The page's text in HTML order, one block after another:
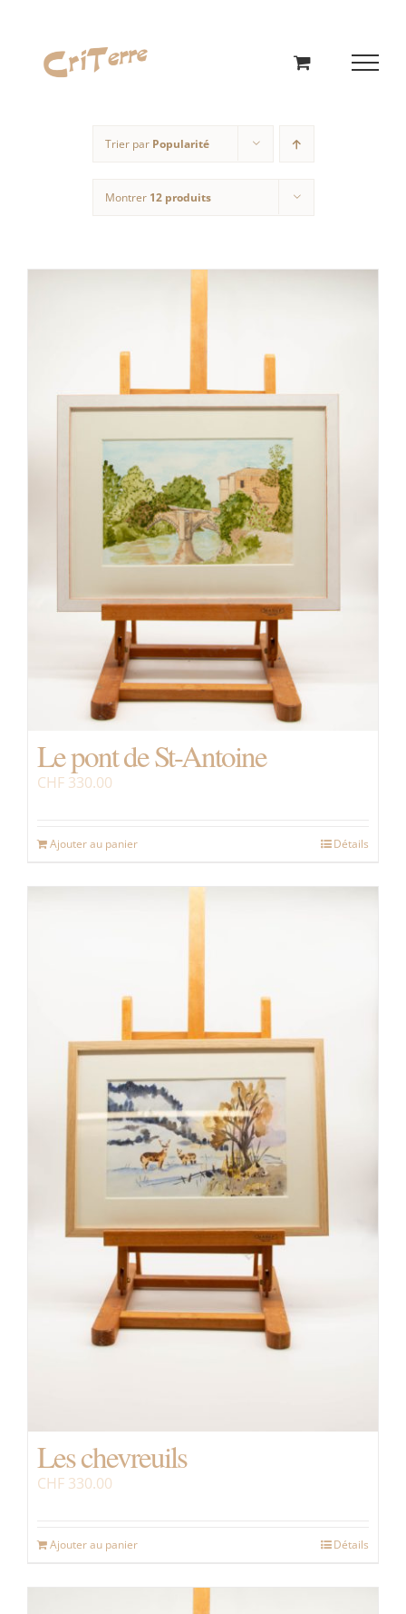
contenu
Trier par Popularité
Montrer 12 produits
Le pont de St-Antoine
CHF 330.00
Ajouter au panier Détails
Les chevreuils
CHF 330.00
Ajouter au panier Détails